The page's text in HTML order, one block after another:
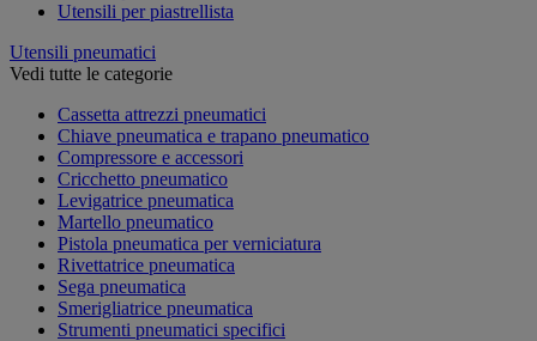
Utensili per piastrellista
Utensili pneumatici
Vedi tutte le categorie
Cassetta attrezzi pneumatici
Chiave pneumatica e trapano pneumatico
Compressore e accessori
Cricchetto pneumatico
Levigatrice pneumatica
Martello pneumatico
Pistola pneumatica per verniciatura
Rivettatrice pneumatica
Sega pneumatica
Smerigliatrice pneumatica
Strumenti pneumatici specifici